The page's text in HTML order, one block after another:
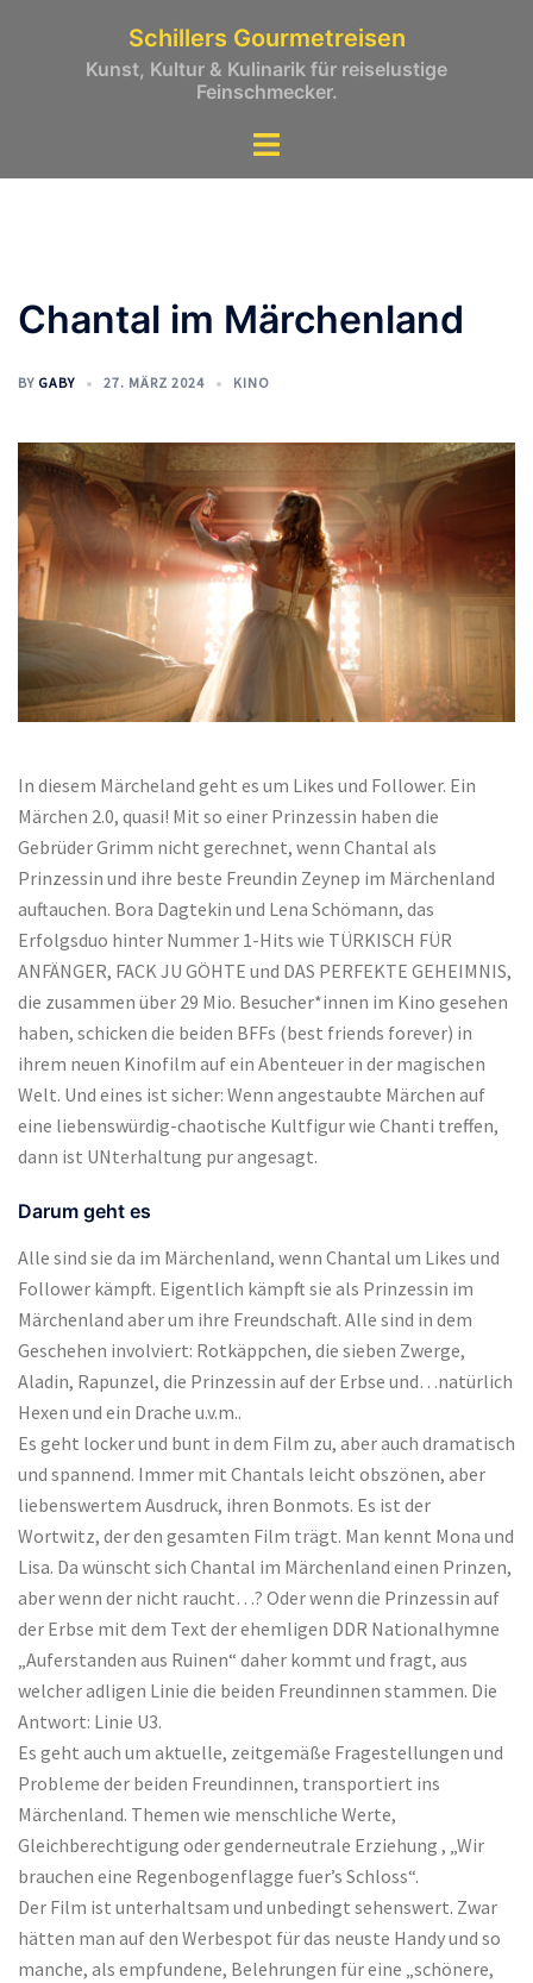
Schillers Gourmetreisen
Kunst, Kultur & Kulinarik für reiselustige
Feinschmecker.
Chantal im Märchenland
BY GABY 27. MÄRZ 2024 KINO
In diesem Märcheland geht es um Likes und Follower. Ein
Märchen 2.0, quasi! Mit so einer Prinzessin haben die
Gebrüder Grimm nicht gerechnet, wenn Chantal als
Prinzessin und ihre beste Freundin Zeynep im Märchenland
auftauchen. Bora Dagtekin und Lena Schömann, das
Erfolgsduo hinter Nummer 1-Hits wie TÜRKISCH FÜR
ANFÄNGER, FACK JU GÖHTE und DAS PERFEKTE GEHEIMNIS,
die zusammen über 29 Mio. Besucher*innen im Kino gesehen
haben, schicken die beiden BFFs (best friends forever) in
ihrem neuen Kinofilm auf ein Abenteuer in der magischen
Welt. Und eines ist sicher: Wenn angestaubte Märchen auf
eine liebenswürdig-chaotische Kultfigur wie Chanti treffen,
dann ist UNterhaltung pur angesagt.
Darum geht es
Alle sind sie da im Märchenland, wenn Chantal um Likes und
Follower kämpft. Eigentlich kämpft sie als Prinzessin im
Märchenland aber um ihre Freundschaft. Alle sind in dem
Geschehen involviert: Rotkäppchen, die sieben Zwerge,
Aladin, Rapunzel, die Prinzessin auf der Erbse und…natürlich
Hexen und ein Drache u.v.m..
Es geht locker und bunt in dem Film zu, aber auch dramatisch
und spannend. Immer mit Chantals leicht obszönen, aber
liebenswertem Ausdruck, ihren Bonmots. Es ist der
Wortwitz, der den gesamten Film trägt. Man kennt Mona und
Lisa. Da wünscht sich Chantal im Märchenland einen Prinzen,
aber wenn der nicht raucht…? Oder wenn die Prinzessin auf
der Erbse mit dem Text der ehemligen DDR Nationalhymne
„Auferstanden aus Ruinen“ daher kommt und fragt, aus
welcher adligen Linie die beiden Freundinnen stammen. Die
Antwort: Linie U3.
Es geht auch um aktuelle, zeitgemäße Fragestellungen und
Probleme der beiden Freundinnen, transportiert ins
Märchenland. Themen wie menschliche Werte,
Gleichberechtigung oder genderneutrale Erziehung , „Wir
brauchen eine Regenbogenflagge fuer’s Schloss“.
Der Film ist unterhaltsam und unbedingt sehenswert. Zwar
hätten man auf den Werbespot für das neuste Handy und so
manche, als empfundene, Belehrungen für eine „schönere,